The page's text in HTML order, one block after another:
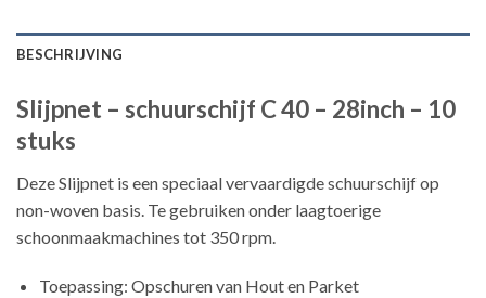
BESCHRIJVING
Slijpnet – schuurschijf C 40 – 28inch – 10
stuks
Deze Slijpnet is een speciaal vervaardigde schuurschijf op
non-woven basis. Te gebruiken onder laagtoerige
schoonmaakmachines tot 350 rpm.
Toepassing: Opschuren van Hout en Parket